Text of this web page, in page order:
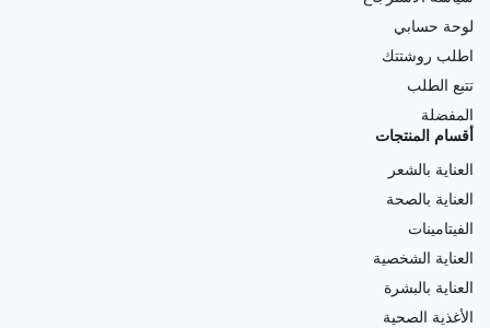
لوحة حسابي
اطلب روشتتك
تتبع الطلب
المفضلة
أقسام المنتجات
العناية بالشعر
العناية بالصحة
الفيتامينات
العناية الشخصية
العناية بالبشرة
الأغذية الصحية